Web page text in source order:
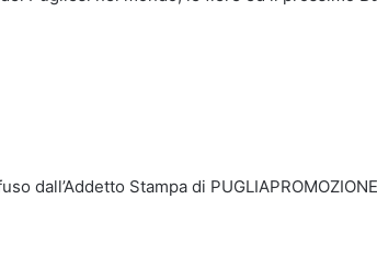
dall’Addetto Stampa di PUGLIAPROMOZIONE